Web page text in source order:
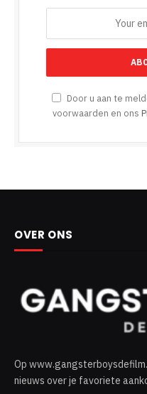
Door u aan te
voorwaarden en ons
OVER ONS
Op
nieuws over je favoriete